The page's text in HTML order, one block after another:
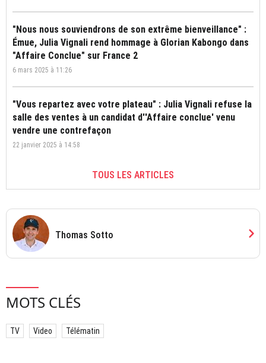
"Nous nous souviendrons de son extrême bienveillance" :
Émue, Julia Vignali rend hommage à Glorian Kabongo dans
"Affaire Conclue" sur France 2
6 mars 2025 à 11:26
"Vous repartez avec votre plateau" : Julia Vignali refuse la
salle des ventes à un candidat d''Affaire conclue' venu
vendre une contrefaçon
22 janvier 2025 à 14:58
TOUS LES ARTICLES
Thomas Sotto chevron_right
MOTS CLÉS
TV Video Télématin